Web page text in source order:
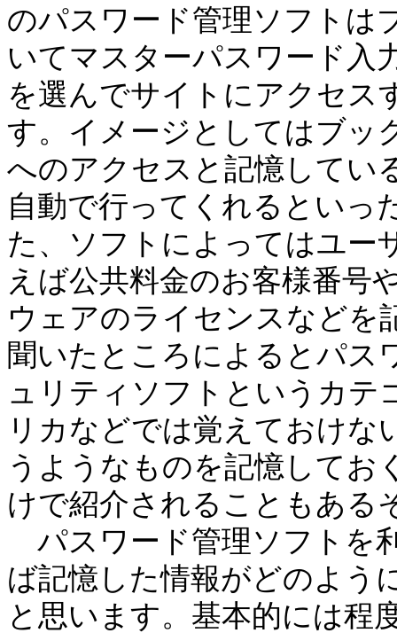
のパスワード管理ソフトは
いてマスターパスワード入
を選んでサイトにアクセス
す。イメージとしてはブッ
へのアクセスと記憶してい
自動で行ってくれるといっ
た、ソフトによってはユー
えば公共料金のお客様番号
ウェアのライセンスなどを
聞いたところによるとパス
ュリティソフトというカテ
リカなどでは覚えておけな
うようなものを記憶してお
けで紹介されることもある
パスワード管理ソフトを
ば記憶した情報がどのよう
と思います。基本的には程